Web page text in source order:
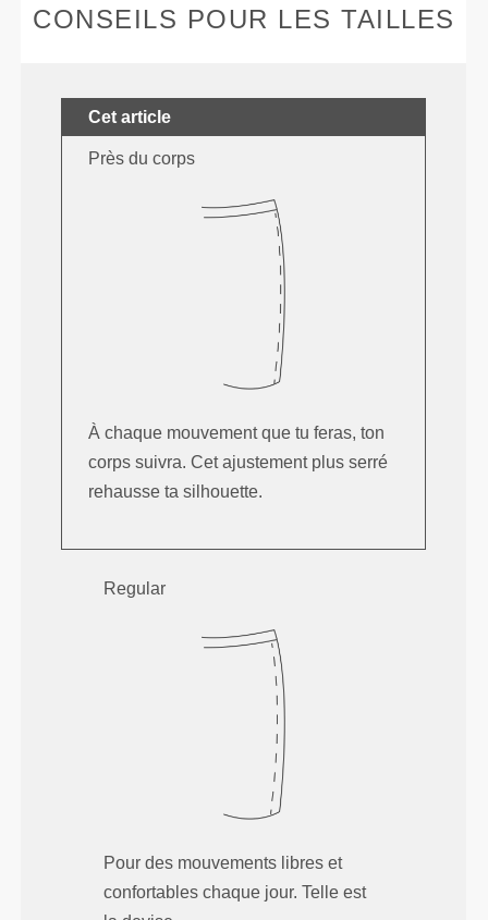
CONSEILS POUR LES TAILLES
Cet article
Près du corps
À chaque mouvement que tu feras, ton
corps suivra. Cet ajustement plus serré
rehausse ta silhouette.
Regular
Pour des mouvements libres et
confortables chaque jour. Telle est